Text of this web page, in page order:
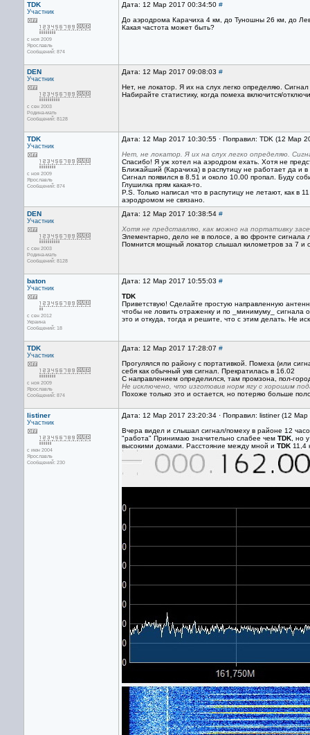
TDK
Участник
с ноя 2009
Ярославль
Сообщений: 874
Дата: 12 Мар 2017 00:34:50 #
До аэродрома Карачиха 4 км, до Туношны 26 км, до
Какая частота может быть?
DEN
Участник
с сен 2003
Родина-мать
Сообщений: 8128
Дата: 12 Мар 2017 09:08:03 #
Нет, не локатор. Я их на слух легко определяю. Сигнал
Набирайте статистику, когда помеха включится/
TDK
Участник
с ноя 2009
Ярославль
Сообщений: 874
Дата: 12 Мар 2017 10:30:55 · Поправил: TDK (12 Мар
Нет, не локатор. Я их на слух легко определяю.
Спасибо! Я уж хотел на аэродром ехать. Хотя не
Ближайший (Карачиха) в распутицу не работает да и
Сигнал появился в 8.51 и около 10.00 пропал. Буду
Глушилка прям какая-то.
P.S. Только написал что в распутицу не летают, как
аэродромом не связано.
DEN
Участник
с сен 2003
Родина-мать
Сообщений: 8128
Дата: 12 Мар 2017 10:38:54 #
Хотя не представляю, как можно на портативку
Элементарно, дело не в полосе, а во фронте сигнала
Помнится мощный локатор слышал километров за 7 и
baton
Участник
с сен 2012
Украина
Сообщений: 18
Дата: 12 Мар 2017 10:55:03 #
TDK
Приветствую! Сделайте простую направленную
чтобы не ловить отраженку и по _минимуму_ сигнала
это и откуда, тогда и решите, что с этим делать. Не
TDK
Участник
с ноя 2009
Ярославль
Сообщений: 874
Дата: 12 Мар 2017 17:28:07 #
Прогулялся по району с портативкой. Помеха (или
себя как обычный укв сигнал. Прекратилась в 16.02
С направлением определился, там промзона, пол-
Не исключено, что изготовив норм ягу с хорошим
Похоже только это и остается, но потеряю больше
listiner
Участник
с июн 2004
Ярославль
Сообщений: 230
Дата: 12 Мар 2017 23:20:34 · Поправил: listiner (12
Вчера видел и слышал сигнал/помеху в районе 12
"работа" Принимаю значительно слабее чем TDK , но
высокими домами. Расстояние между мной и TDK 11,4